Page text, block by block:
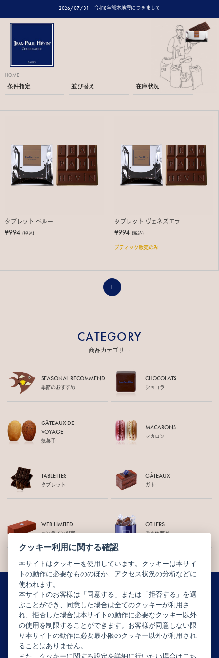
2026/07/31 令和8年熊本地震につきまして
HOME
条件指定 並び替え 在庫状況
タブレット ペルー
¥994 (税込)
タブレット ヴェネズエラ
¥994 (税込)
ブティック販売のみ
1
CATEGORY
商品カテゴリー
SEASONAL RECOMMEND
季節のおすすめ
CHOCOLATS
ショコラ
GÂTEAUX DE
VOYAGE
焼菓子
MACARONS
マカロン
TABLETTES
タブレット
GÂTEAUX
ガトー
WEB LIMITED
オンライン限定
OTHERS
その他商品
ニュースレター配信登録はこちら
クッキー利用に関する確認
本サイトはクッキーを使用しています。クッキーは本サイ
トの動作に必要なもののほか、アクセス状況の分析などに
使われます。
本サイトのお客様は「同意する」または「拒否する」を選
ぶことができ、同意した場合は全てのクッキーが利用さ
れ、拒否した場合は本サイトの動作に必要なクッキー以外
の使用を制限することができます。お客様が同意しない限
り本サイトの動作に必要最小限のクッキー以外が利用され
ることはありません。
また、クッキーに関する設定を詳細に行いたい場合はこち